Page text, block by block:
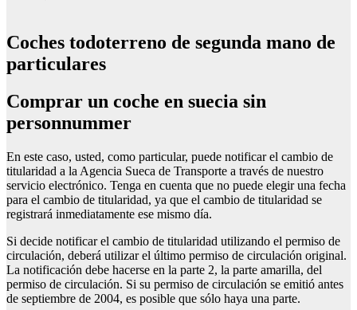
Coches todoterreno de segunda mano de
particulares
comprar un coche en suecia sin
personnummer
En este caso, usted, como particular, puede notificar el cambio de
titularidad a la Agencia Sueca de Transporte a través de nuestro
servicio electrónico. Tenga en cuenta que no puede elegir una fecha
para el cambio de titularidad, ya que el cambio de titularidad se
registrará inmediatamente ese mismo día.
Si decide notificar el cambio de titularidad utilizando el permiso de
circulación, deberá utilizar el último permiso de circulación original.
La notificación debe hacerse en la parte 2, la parte amarilla, del
permiso de circulación. Si su permiso de circulación se emitió antes
de septiembre de 2004, es posible que sólo haya una parte.